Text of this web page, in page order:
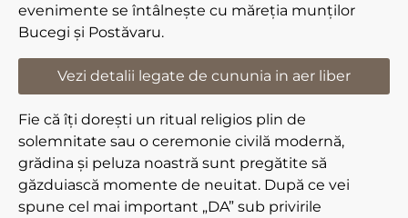
evenimente se întâlnește cu măreția munților
Bucegi și Postăvaru.
Vezi detalii legate de cununia in aer liber
Fie că îți dorești un ritual religios plin de
solemnitate sau o ceremonie civilă modernă,
grădina și peluza noastră sunt pregătite să
găzduiască momente de neuitat. După ce vei
spune cel mai important „DA” sub privirile